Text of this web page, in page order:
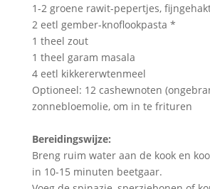
1-2 groene rawit-pepertjes,
2 eetl gember-knoflookpasta *
1 theel zout
1 theel garam masala
4 eetl kikkererwtenmeel
Optioneel: 12 cashewnoten
zonnebloemolie, om in te frituren
Bereidingswijze:
Breng ruim water aan de kook en
in 10-15 minuten beetgaar.